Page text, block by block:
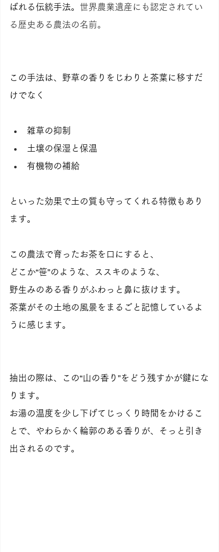
ばれる伝統手法。 世界農業遺産にも認定されてい
る歴史ある農法の名前。
この手法は、野草の香りをじわりと茶葉に移すだ
けでなく
雑草の抑制
土壌の保湿と保温
有機物の補給
といった効果で土の質も守ってくれる特徴もあり
ます。
この農法で育ったお茶を口にすると、
どこか“笹”のような、ススキのような、
野生みのある香りがふわっと鼻に抜けます。
茶葉がその土地の風景をまるごと記憶しているよ
うに感じます。
抽出の際は、この“山の香り”をどう残すかが鍵にな
ります。
お湯の温度を少し下げてじっくり時間をかけるこ
とで、やわらかく輪郭のある香りが、そっと引き
出されるのです。